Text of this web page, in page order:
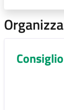
Consiglio